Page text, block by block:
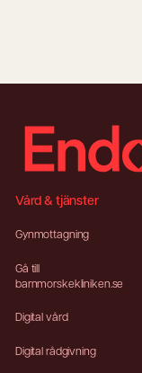
Vård & tjänster
Gynmottagning
Gå till
barnmorskekliniken.se
Digital vård
Digital rådgivning